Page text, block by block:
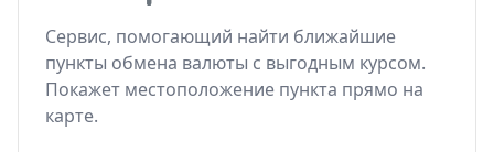
Сервис, помогающий найти ближайшие
пункты обмена валюты с выгодным курсом.
Покажет местоположение пункта прямо на
карте.